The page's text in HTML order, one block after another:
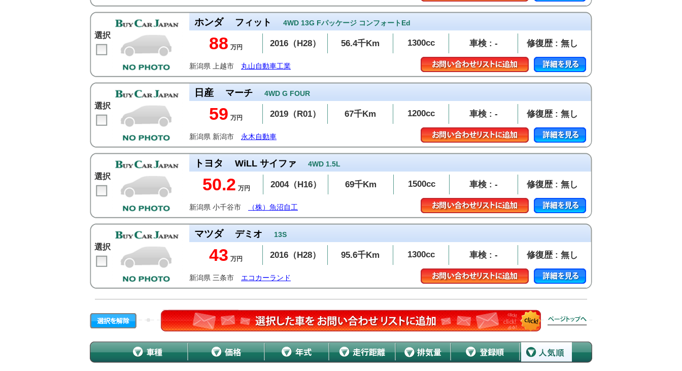
選択
ホンダ フィット 4WD 13G Fパッケージ コンフォートEd
88 万円 2016（H28） 56.4千Km 1300cc 車検 : - 修復歴 : 無し
新潟県 上越市 丸山自動車工業
選択
日産 マーチ 4WD G FOUR
59 万円 2019（R01） 67千Km 1200cc 車検 : - 修復歴 : 無し
新潟県 新潟市 永木自動車
選択
トヨタ WiLL サイファ 4WD 1.5L
50.2 万円 2004（H16） 69千Km 1500cc 車検 : - 修復歴 : 無し
新潟県 小千谷市 （株）魚沼自工
選択
マツダ デミオ 13S
43 万円 2016（H28） 95.6千Km 1300cc 車検 : - 修復歴 : 無し
新潟県 三条市 エコカーランド